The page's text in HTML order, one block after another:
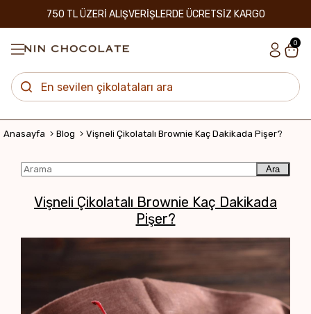
750 TL ÜZERİ ALIŞVERİŞLERDE ÜCRETSİZ KARGO
0
Anasayfa Blog Vişneli Çikolatalı Brownie Kaç Dakikada Pişer?
Ara
Vişneli Çikolatalı Brownie Kaç Dakikada
Pişer?